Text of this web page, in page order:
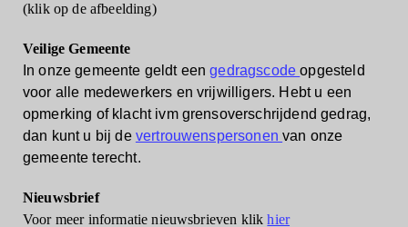
(klik op de afbeelding)
Veilige Gemeente
In onze gemeente geldt eengedragscodeopgesteld
voor alle medewerkers en vrijwilligers. Hebt u een
opmerking of klacht ivm grensoverschrijdend gedrag,
dan kunt u bij de vertrouwenspersonenvan onze
gemeente terecht.
Nieuwsbrief
Voor meer informatie nieuwsbrieven klikhier